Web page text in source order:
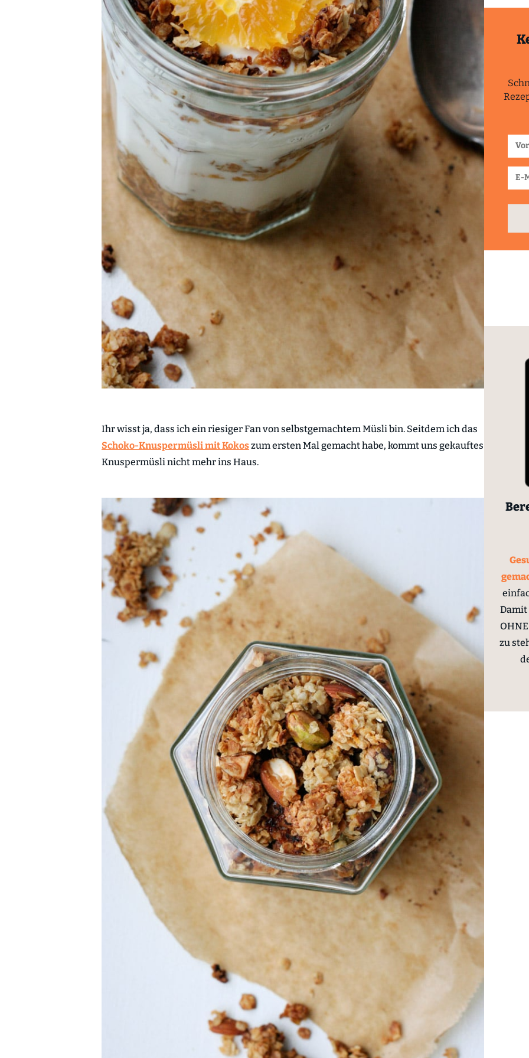
Ihr wisst ja, dass ich ein riesiger Fan von selbstgemachtem Müsli bin. Seitdem ich das
Schoko-Knuspermüsli mit Kokoszum ersten Mal gemacht habe, kommt uns gekauftes
Knuspermüsli nicht mehr ins Haus.
Damit
zu